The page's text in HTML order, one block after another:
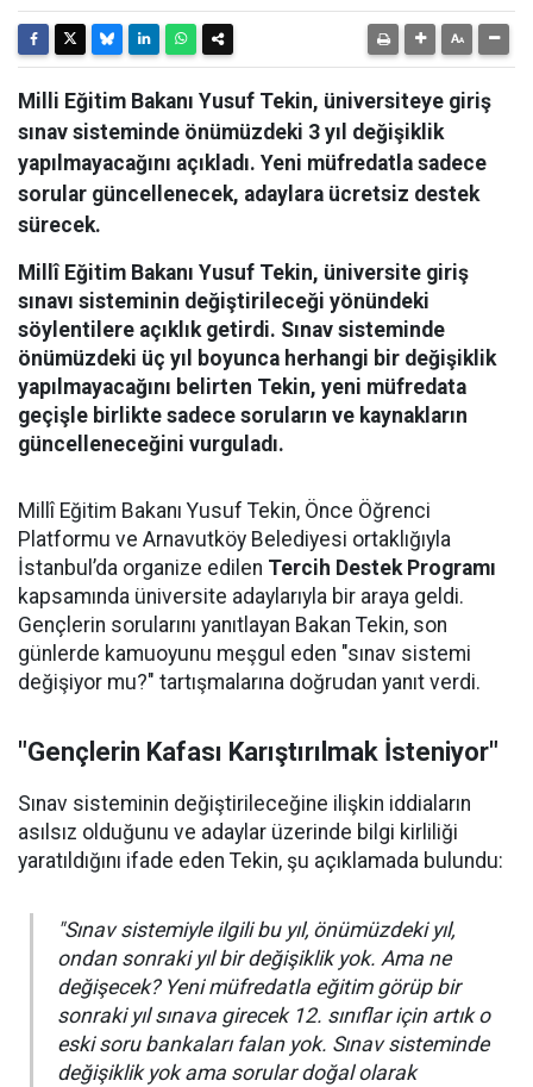
Milli Eğitim Bakanı Yusuf Tekin, üniversiteye giriş
sınav sisteminde önümüzdeki 3 yıl değişiklik
yapılmayacağını açıkladı. Yeni müfredatla sadece
sorular güncellenecek, adaylara ücretsiz destek
sürecek.
Millî Eğitim Bakanı Yusuf Tekin, üniversite giriş
sınavı sisteminin değiştirileceği yönündeki
söylentilere açıklık getirdi. Sınav sisteminde
önümüzdeki üç yıl boyunca herhangi bir değişiklik
yapılmayacağını belirten Tekin, yeni müfredata
geçişle birlikte sadece soruların ve kaynakların
güncelleneceğini vurguladı.
Millî Eğitim Bakanı Yusuf Tekin, Önce Öğrenci
Platformu ve Arnavutköy Belediyesi ortaklığıyla
İstanbul’da organize edilen Tercih Destek Programı
kapsamında üniversite adaylarıyla bir araya geldi.
Gençlerin sorularını yanıtlayan Bakan Tekin, son
günlerde kamuoyunu meşgul eden "sınav sistemi
değişiyor mu?" tartışmalarına doğrudan yanıt verdi.
"Gençlerin Kafası Karıştırılmak İsteniyor"
Sınav sisteminin değiştirileceğine ilişkin iddiaların
asılsız olduğunu ve adaylar üzerinde bilgi kirliliği
yaratıldığını ifade eden Tekin, şu açıklamada bulundu:
"Sınav sistemiyle ilgili bu yıl, önümüzdeki yıl,
ondan sonraki yıl bir değişiklik yok. Ama ne
değişecek? Yeni müfredatla eğitim görüp bir
sonraki yıl sınava girecek 12. sınıflar için artık o
eski soru bankaları falan yok. Sınav sisteminde
değişiklik yok ama sorular doğal olarak